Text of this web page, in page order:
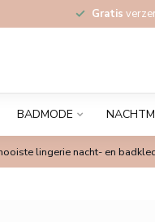
Gratis
BADMODE
lingerie nacht- en